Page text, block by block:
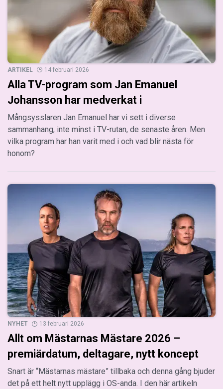
ARTIKEL 14 februari 2026
Alla TV-program som Jan Emanuel
Johansson har medverkat i
Mångsysslaren Jan Emanuel har vi sett i diverse
sammanhang, inte minst i TV-rutan, de senaste åren. Men
vilka program har han varit med i och vad blir nästa för
honom?
NYHET 13 februari 2026
Allt om Mästarnas Mästare 2026 –
premiärdatum, deltagare, nytt koncept
Snart är “Mästarnas mästare” tillbaka och denna gång bjuder
det på ett helt nytt upplägg i OS-anda. I den här artikeln